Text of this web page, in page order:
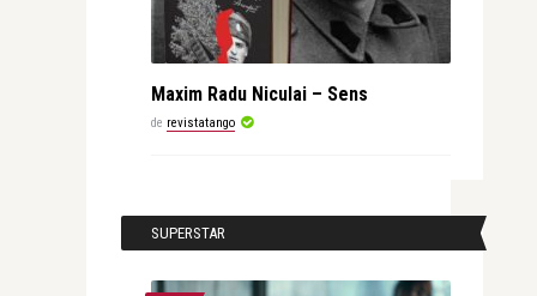
Maxim Radu Niculai – Sens
de revistatango
SUPERSTAR